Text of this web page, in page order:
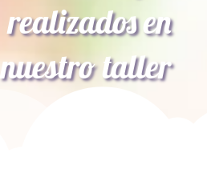
realizados en
nuestro taller